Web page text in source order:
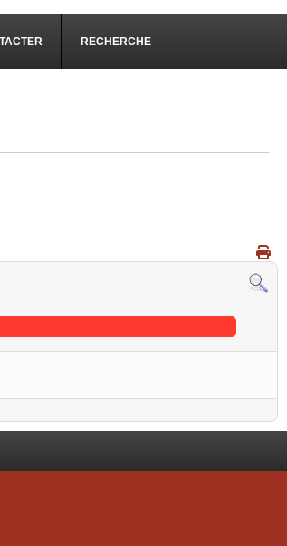
RECHERCHE